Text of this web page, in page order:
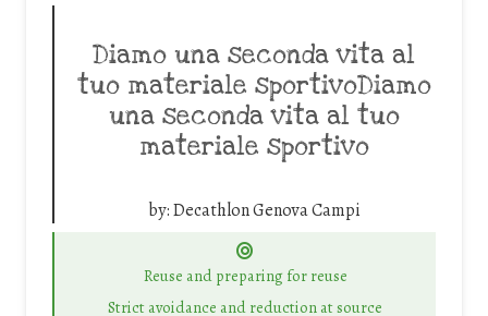
Diamo una seconda vita al
tuo materiale sportivoDiamo
una seconda vita al tuo
materiale sportivo
by:Decathlon Genova Campi
Reuse and preparing for reuse
Strict avoidance and reduction at source